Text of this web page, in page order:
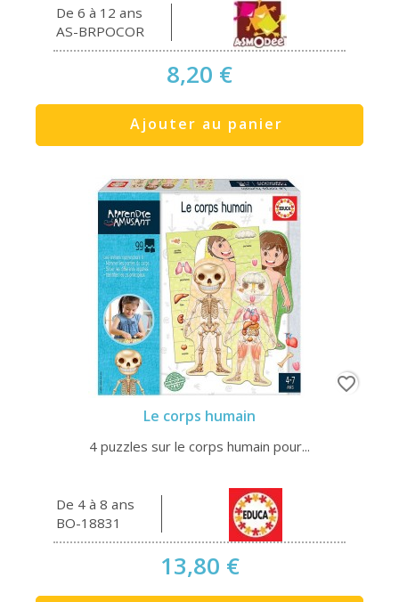
De 6 à 12 ans
AS-BRPOCOR
8,20 €
Ajouter au panier
Le corps humain
4 puzzles sur le corps humain pour...
De 4 à 8 ans
BO-18831
13,80 €
favorite_border